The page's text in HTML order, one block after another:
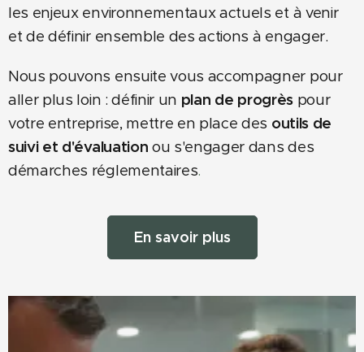
les enjeux environnementaux actuels et à venir
et de définir ensemble des actions à engager.
Nous pouvons ensuite vous accompagner pour
aller plus loin : définir un plan de progrèspour
votre entreprise, mettre en place des outils de
suivi et d'évaluation ou s'engager dans des
démarches réglementaires.
En savoir plus